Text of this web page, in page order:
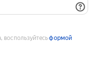
воспользуйтесьформой